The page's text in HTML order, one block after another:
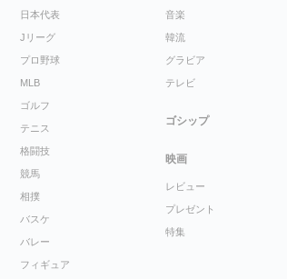
日本代表
Jリーグ
プロ野球
MLB
ゴルフ
テニス
格闘技
競馬
相撲
バスケ
バレー
フィギュア
音楽
韓流
グラビア
テレビ
ゴシップ
映画
レビュー
プレゼント
特集